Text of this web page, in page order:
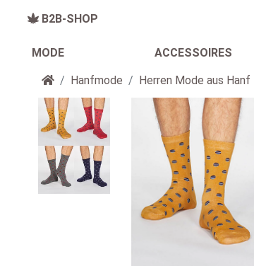
B2B-SHOP
MODE ACCESSOIRES
Startseite
Hanfmode Herren Mode aus Hanf